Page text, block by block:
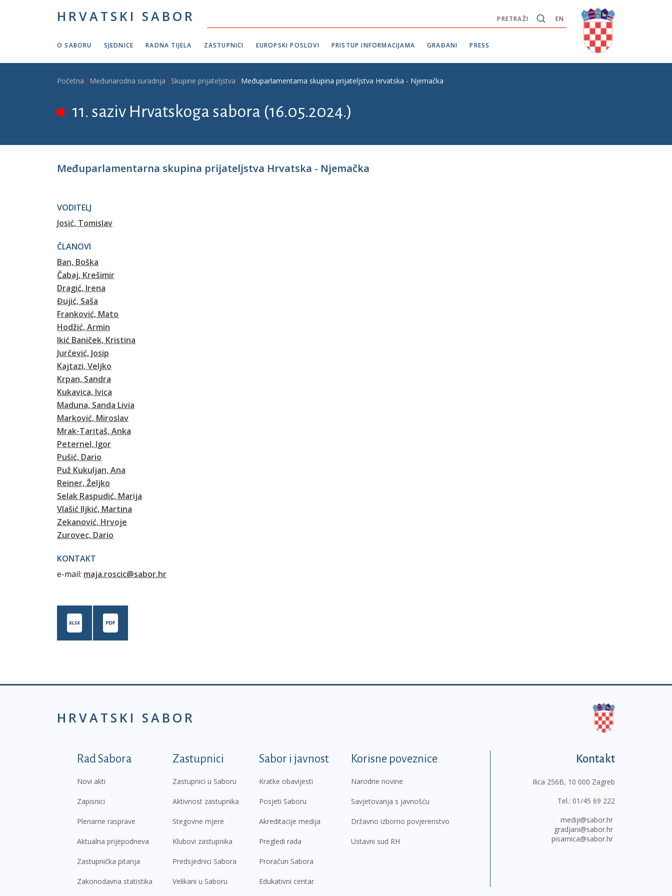
HRVATSKI SABOR EN
PRETRAŽI
O SABORU SJEDNICE RADNA TIJELA ZASTUPNICI EUROPSKI POSLOVI PRISTUP INFORMACIJAMA GRAĐANI PRESS
Breadcrumb
Početna Međunarodna suradnja Skupine prijateljstva Međuparlamentarna skupina prijateljstva Hrvatska - Njemačka
11. saziv Hrvatskoga sabora (16.05.2024.)
Međuparlamentarna skupina prijateljstva Hrvatska - Njemačka
VODITELJ
Josić, Tomislav
ČLANOVI
Ban, Boška
Čabaj, Krešimir
Dragić, Irena
Đujić, Saša
Franković, Mato
Hodžić, Armin
Ikić Baniček, Kristina
Jurčević, Josip
Kajtazi, Veljko
Krpan, Sandra
Kukavica, Ivica
Maduna, Sanda Livia
Marković, Miroslav
Mrak-Taritaš, Anka
Peternel, Igor
Pušić, Dario
Puž Kukuljan, Ana
Reiner, Željko
Selak Raspudić, Marija
Vlašić Iljkić, Martina
Zekanović, Hrvoje
Zurovec, Dario
KONTAKT
e-mail: maja.roscic@sabor.hr
HRVATSKI SABOR
Podnožje prvi izbornik
Rad Sabora
Novi akti
Zapisnici
Plenarne rasprave
Aktualna prijepodneva
Zastupnička pitanja
Zakonodavna statistika
Zastupnici
Zastupnici u Saboru
Aktivnost zastupnika
Stegovne mjere
Klubovi zastupnika
Predsjednici Sabora
Velikani u Saboru
Sabor i javnost
Kratke obavijesti
Posjeti Saboru
Akreditacije medija
Pregledi rada
Proračun Sabora
Edukativni centar
Korisne poveznice
Narodne novine
Savjetovanja s javnošću
Državno izborno povjerenstvo
Ustavni sud RH
Kontakt
Ilica 256B, 10 000 Zagreb
Tel.: 01/45 69 222
mediji@sabor.hr
gradjani@sabor.hr
pisarnica@sabor.hr